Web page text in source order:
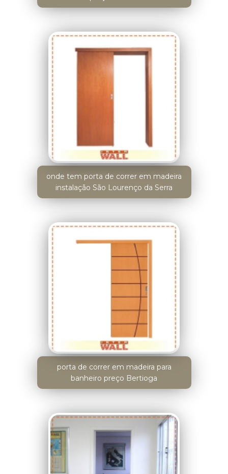
onde tem porta de correr em madeira
instalação São Lourenço da Serra
porta de correr em madeira para
banheiro preço Bertioga